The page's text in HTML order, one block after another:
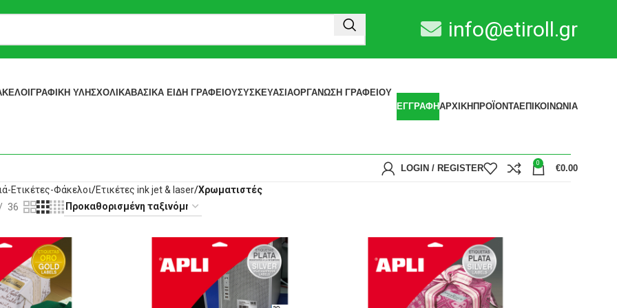
info@etiroll.gr
ΓΡΑΦΙΚΉ ΎΛΗΣΧΟΛΙΚΆΒΑΣΙΚΆ ΕΊΔΗ ΓΡΑΦΕΊΟΥΣΥΣΚΕΥΑΣΊΑΟΡΓΆΝΩΣΗ ΓΡΑΦΕΊΟΥ
ΕΓΓΡΑΦΗΑΡΧΙΚΗ ΠΡΟΪΟΝΤΑΕΠΙΚΟΙΝΩΝΙΑ
LOGIN / REGISTER
0
€0.00
Ετικέτες-Φάκελοι Ετικέτες ink jet & laser Χρωματιστές
36